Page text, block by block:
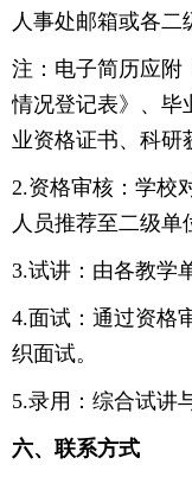
人事处邮箱或各二
注：电子简历应附
情况登记表》、毕
业资格证书、科研
2.资格审核：学校
人员推荐至二级单
3.试讲：由各教学
4.面试：通过资格
织面试。
5.录用：综合试讲
六、联系方式